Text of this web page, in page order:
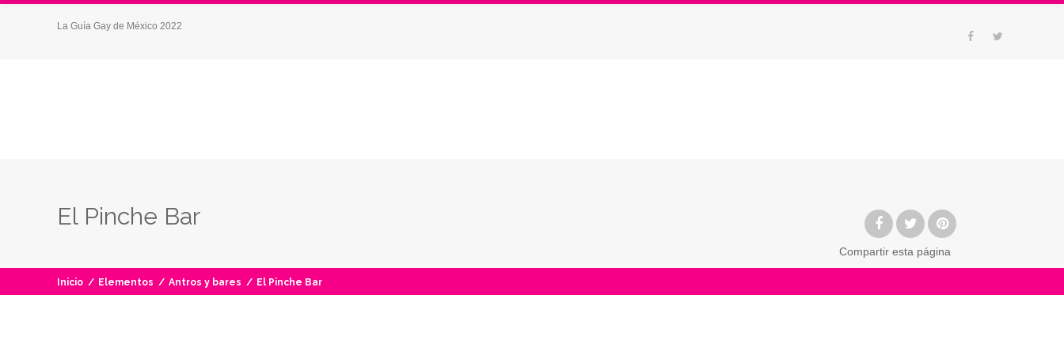
La Guía Gay de México 2022
El Pinche Bar
Compartir esta página
Inicio / Elementos / Antros y bares / El Pinche Bar